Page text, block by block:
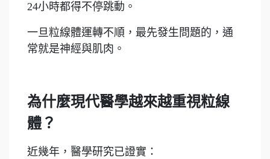
24小時都得不停跳動。
一旦粒線體運轉不順，最先發生問題的，通
常就是神經與肌肉。
為什麼現代醫學越來越重視粒線
體？
近幾年，醫學研究已證實：